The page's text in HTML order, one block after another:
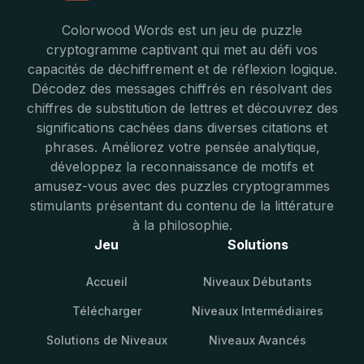
Colorwood Words est un jeu de puzzle
cryptogramme captivant qui met au défi vos
capacités de déchiffrement et de réflexion logique.
Décodez des messages chiffrés en résolvant des
chiffres de substitution de lettres et découvrez des
significations cachées dans diverses citations et
phrases. Améliorez votre pensée analytique,
développez la reconnaissance de motifs et
amusez-vous avec des puzzles cryptogrammes
stimulants présentant du contenu de la littérature
à la philosophie.
Jeu
Accueil
Télécharger
Solutions de Niveaux
Solutions
Niveaux Débutants
Niveaux Intermédiaires
Niveaux Avancés